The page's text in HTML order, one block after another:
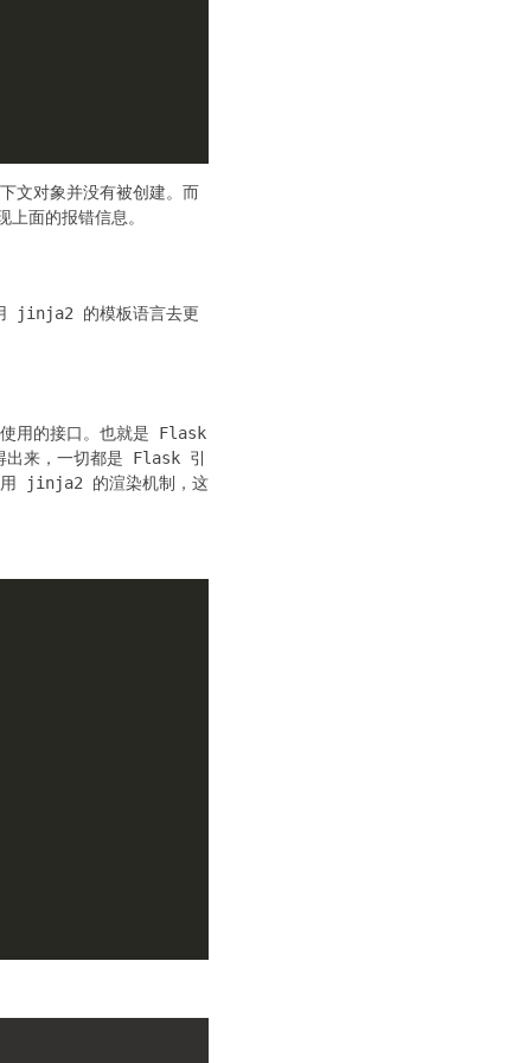
文对象并没有被创建。而
面的报错信息。
jinja2 的模板语言去更
用的接口。也就是 Flask
来，一切都是 Flask 引
用 jinja2 的渲染机制，这